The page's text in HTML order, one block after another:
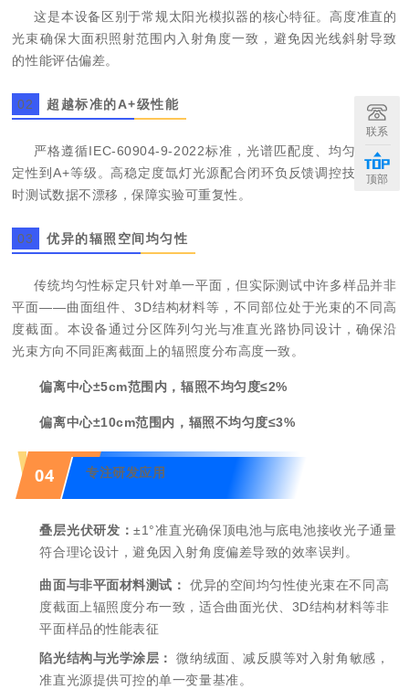
这是本设备区别于常规太阳光模拟器的核心特征。高度准直的
光束确保大面积照射范围内入射角度一致，避免因光线斜射导致
的性能评估偏差。
02 超越标准的A+级性能
严格遵循IEC-60904-9-2022标准，光谱匹配度、 均匀性、
定性到A+等级。高稳定度氙灯光源配合闭环负反馈调控技术，长
时测试数据不漂移，保障实验可重复性。
03 优异的辐照空间均匀性
传统均匀性标定只针对单一平面，但实际测试中许多样品并非
平面——曲面组件、3D结构材料等，不同部位处于光束的不同高
度截面。本设备通过分区阵列匀光与准直光路协同设计，确保沿
光束方向不同距离截面上的辐照度分布高度一致。
偏离中心±5cm范围内，辐照不均匀度≤2%
偏离中心±10cm范围内，辐照不均匀度≤3%
04 专注研发应用
叠层光伏研发：±1°准直光确保顶电池与底电池接收光子通量
符合理论设计，避免因入射角度偏差导致的效率误判。
曲面与非平面材料测试：
优异的空间均匀性使光束在不同高
度截面上辐照度分布一致，适合曲面光伏 、3D结构材料等非
平面样品的性能表征
陷光结构与光学涂层：
微纳绒面、减反膜等对入射角敏感，
准直光源提供可控的单一变量基准。
联系
顶部